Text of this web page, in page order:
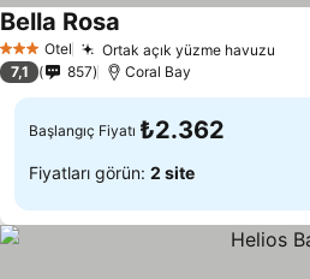
3 YıldızOtel Ortak açık yüzme havuzu
Bella Rosa
7,1 857 Coral Bay
Başlangıç Fiyatı ₺2.362
Fiyatları görün: 2 site